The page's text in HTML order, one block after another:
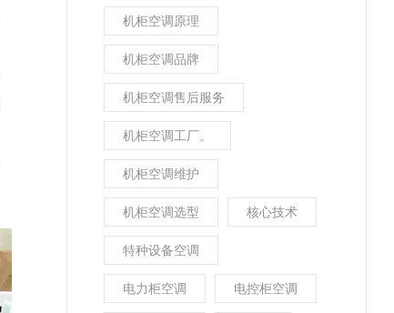
机柜空调原理
机柜空调品牌
机柜空调售后服务
机柜空调工厂。
机柜空调维护
机柜空调选型 核心技术
特种设备空调
电力柜空调 电控柜空调